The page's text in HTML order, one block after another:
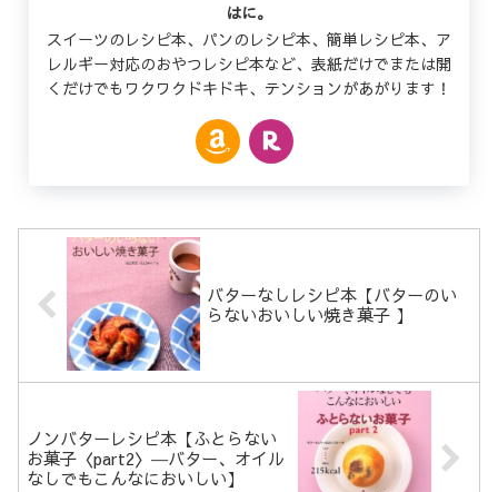
はに。
スイーツのレシピ本、パンのレシピ本、簡単レシピ本、ア
レルギー対応のおやつレシピ本など、表紙だけでまたは開
くだけでもワクワクドキドキ、テンションがあがります！
バターなしレシピ本【バターのい
らないおいしい焼き菓子 】
ノンバターレシピ本【ふとらない
お菓子〈part2〉―バター、オイル
なしでもこんなにおいしい】